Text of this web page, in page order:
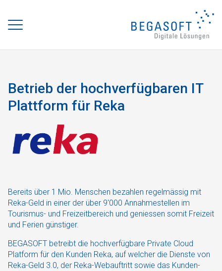
Betrieb der hochverfügbaren IT
Plattform für Reka
Bereits über 1 Mio. Menschen bezahlen regelmässig mit
Reka-Geld in einer der über 9'000 Annahmestellen im
Tourismus- und Freizeitbereich und geniessen somit Freizeit
und Ferien günstiger.
BEGASOFT betreibt die hochverfügbare Private Cloud
Platform für den Kunden Reka, auf welcher die Dienste von
Reka-Geld 3.0, der Reka-Webauftritt sowie das Kunden-